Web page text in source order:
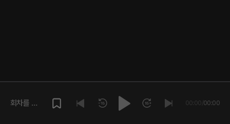
회차를 재
00:00/00:00